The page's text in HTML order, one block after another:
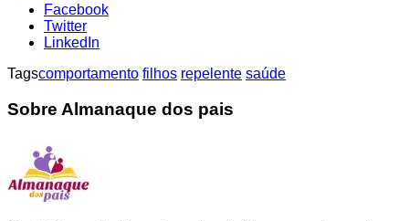
Facebook
Twitter
LinkedIn
Tagscomportamento filhos repelente saúde
Sobre Almanaque dos pais